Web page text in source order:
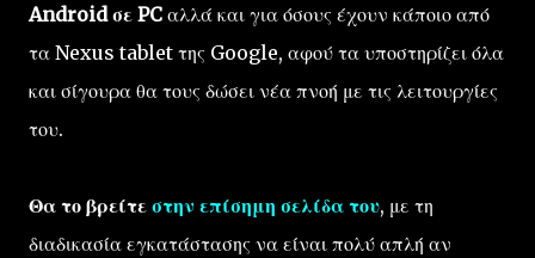
Android σε PC αλλά και για όσους έχουν κάποιο από
τα Nexus tablet της Google, αφού τα υποστηρίζει όλα
και σίγουρα θα τους δώσει νέα πνοή με τις λειτουργίες
του.
Θα το βρείτε στην επίσημη σελίδα του, με τη
διαδικασία εγκατάστασης να είναι πολύ απλή αν